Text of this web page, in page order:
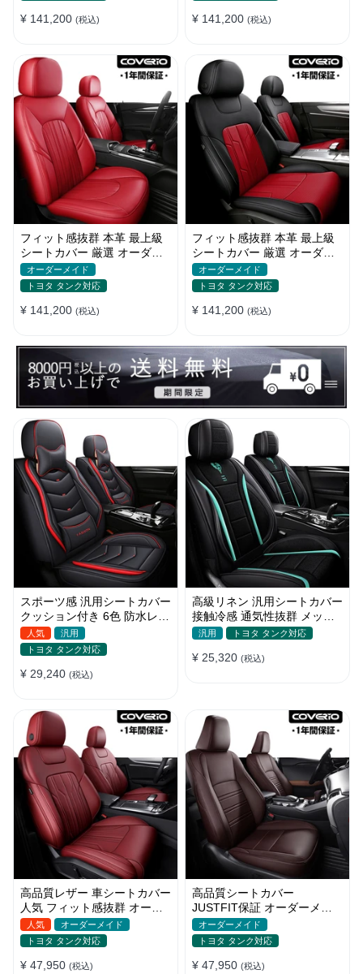
¥ 141,200 (税込) ¥ 141,200 (税込)
フィット感抜群 本革 最上級
シートカバー 厳選 オーダー
メイド 防水 汚れ防止 全席セ
ット
オーダーメイド
トヨタ タンク対応
¥ 141,200 (税込)
フィット感抜群 本革 最上級
シートカバー 厳選 オーダー
メイド 防水 雰囲気 全席セッ
ト
オーダーメイド
トヨタ タンク対応
¥ 141,200 (税込)
スポーツ感 汎用シートカバー
クッション付き 6色 防水レザ
ー 取付簡単 軽/普自動車
人気
汎用
トヨタ タンク対応
¥ 29,240 (税込)
高級リネン 汎用シートカバー
接触冷感 通気性抜群 メッシ
ュ生地 スポーツ感 軽/普自動
汎用 トヨタ タンク対応
¥ 25,320 (税込)
高品質レザー 車シートカバー
人気 フィット感抜群 オーダ
ーメイド おしゃれ 全席セッ
ト
人気
オーダーメイド
トヨタ タンク対応
¥ 47,950 (税込)
高品質シートカバー
JUSTFIT保証 オーダーメイ
ド 12色レザー 防水 軽/普自動
車 SUV
オーダーメイド
トヨタ タンク対応
¥ 47,950 (税込)